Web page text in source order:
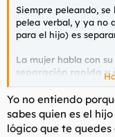
Siempre peleando,
pelea verbal, y ya no
para el hijo) es
La mujer habla con
separación rapida y
con tu hijo es facil.
noche dormirá en el
que esperar a la
de tiempo.
Yo no entiendo
sabes quien es el
lógico que te